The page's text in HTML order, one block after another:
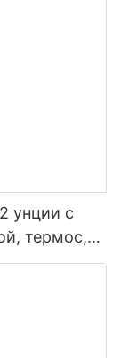
унции с
термос,
для воды